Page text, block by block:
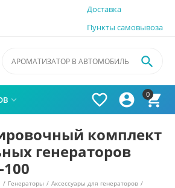
Доставка
Пункты самовывоза
0





комплект
генераторов
/ Генераторы / Аксессуары для генераторов /